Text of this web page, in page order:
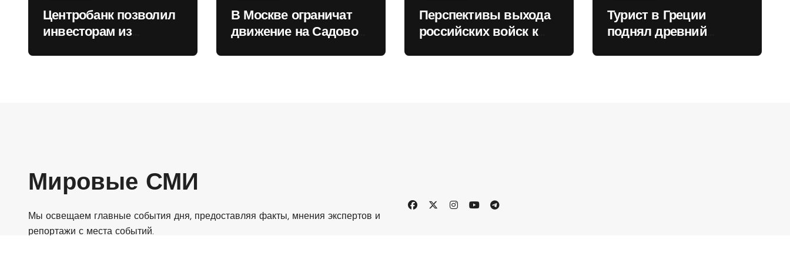
Центробанк позволил
инвесторам из
В Москве ограничат
движение на Садовом
Перспективы выхода
российских войск к
Турист в Греции
поднял древний
Мировые СМИ
Мы освещаем главные события дня, предоставляя факты, мнения экспертов и
репортажи с места событий.